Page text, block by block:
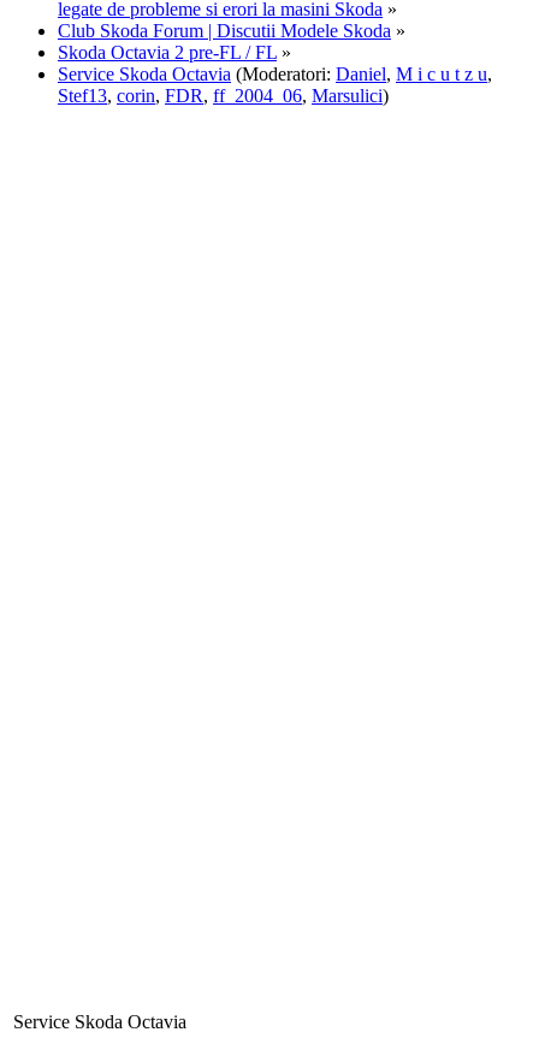
legate de probleme si erori la masini Skoda »
Club Skoda Forum | Discutii Modele Skoda »
Skoda Octavia 2 pre-FL / FL »
Service Skoda Octavia (Moderatori: Daniel, M i c u t z u,
Stef13, corin, FDR, ff_2004_06, Marsulici)
Service Skoda Octavia